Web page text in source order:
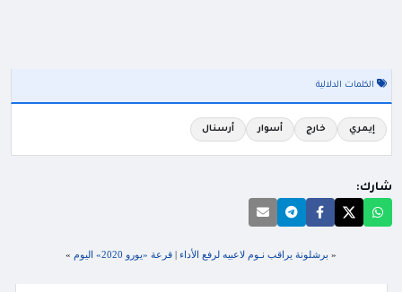
الكلمات الدلالية
إيمري خارج أسوار أرسنال
شارك:
« برشلونة يراقب نـوم لاعبيه لرفع الأداء | قرعة «يورو 2020» اليوم »